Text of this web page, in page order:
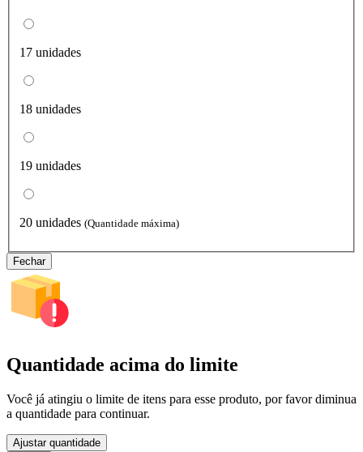
17 unidades
18 unidades
19 unidades
20 unidades (Quantidade máxima)
Fechar
Quantidade acima do limite
Você já atingiu o limite de itens para esse produto, por favor diminua
a quantidade para continuar.
Ajustar quantidade